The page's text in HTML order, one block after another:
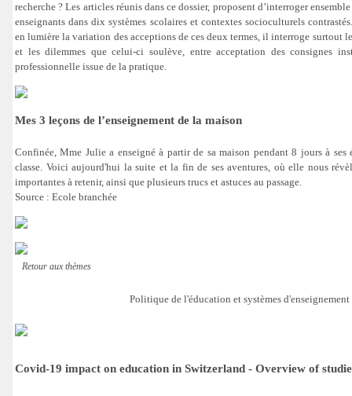
recherche ? Les articles réunis dans ce dossier, proposent d’interroger
enseignants dans dix systèmes scolaires et contextes socioculturels
en lumière la variation des acceptions de ces deux termes, il interroge surtout
et les dilemmes que celui-ci soulève, entre acceptation des consignes
professionnelle issue de la pratique.
Mes 3 leçons de l’enseignement de la maison
Confinée, Mme Julie a enseigné à partir de sa maison pendant 8 jours à ses
classe. Voici aujourd'hui la suite et la fin de ses aventures, où elle nous
importantes à retenir, ainsi que plusieurs trucs et astuces au passage.
Source : Ecole branchée
Retour aux thèmes
Politique de l'éducation et systèmes d'enseignement
Covid-19 impact on education in Switzerland - Overview of